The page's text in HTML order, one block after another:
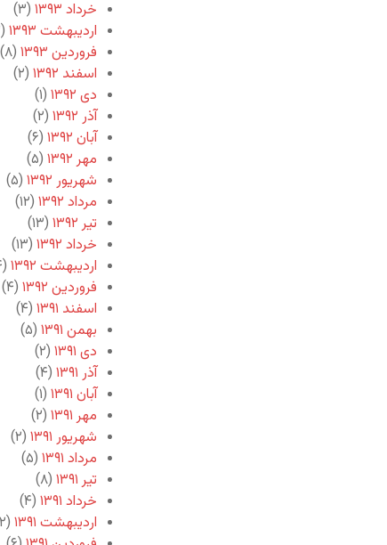
خرداد ۱۳۹۳
(۳)
اردیبهشت ۱۳۹۳
(۳)
فروردین ۱۳۹۳
(۸)
اسفند ۱۳۹۲
(۲)
دی ۱۳۹۲
(۱)
آذر ۱۳۹۲
(۲)
آبان ۱۳۹۲
(۶)
مهر ۱۳۹۲
(۵)
شهریور ۱۳۹۲
(۵)
مرداد ۱۳۹۲
(۱۲)
تیر ۱۳۹۲
(۱۳)
خرداد ۱۳۹۲
(۱۳)
اردیبهشت ۱۳۹۲
(۴)
فروردین ۱۳۹۲
(۴)
اسفند ۱۳۹۱
(۴)
بهمن ۱۳۹۱
(۵)
دی ۱۳۹۱
(۲)
آذر ۱۳۹۱
(۴)
آبان ۱۳۹۱
(۱)
مهر ۱۳۹۱
(۲)
شهریور ۱۳۹۱
(۲)
مرداد ۱۳۹۱
(۵)
تیر ۱۳۹۱
(۸)
خرداد ۱۳۹۱
(۴)
اردیبهشت ۱۳۹۱
(۲)